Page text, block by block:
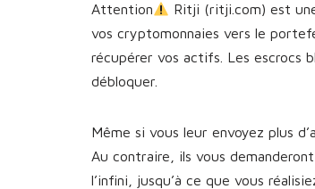
Attention
Ritji (ritji.com) est
vos cryptomonnaies vers le
récupérer vos actifs. Les escrocs
débloquer.
Même si vous leur envoyez plus
Au contraire, ils vous
l’infini, jusqu’à ce que vous